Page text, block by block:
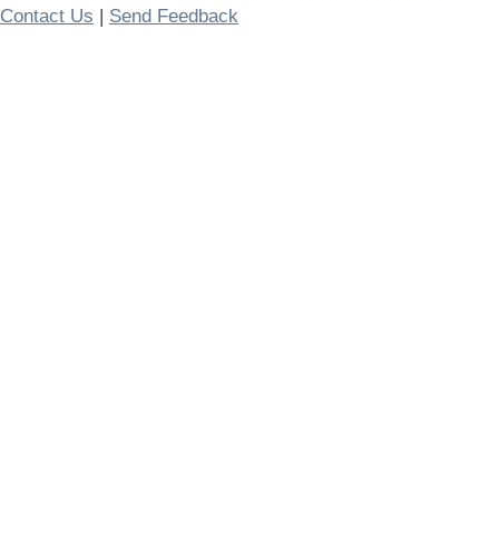
Contact Us | Send Feedback